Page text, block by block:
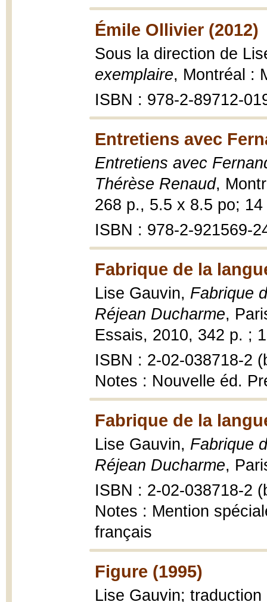
Émile Ollivier (2012)
Sous la direction de
exemplaire, Montréal :
ISBN : 978-2-89712-
Entretiens avec
Entretiens avec
Thérèse Renaud,
268 p., 5.5 x 8.5 po;
ISBN : 978-2-921569-
Fabrique de la
Lise Gauvin, Fabrique
Réjean Ducharme,
Essais, 2010, 342 p. ;
ISBN : 2-02-038718-2
Notes : Nouvelle éd.
Fabrique de la
Lise Gauvin, Fabrique
Réjean Ducharme,
ISBN : 2-02-038718-2
Notes : Mention
français
Figure (1995)
Lise Gauvin;